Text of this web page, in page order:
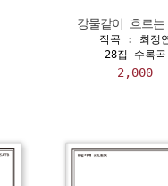
강물같이 흐르
작곡 : 최정
28집 수록곡
2,000